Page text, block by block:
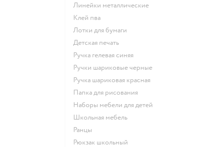
Линейки металлические
Клей пва
Лотки для бумаги
Детская печать
Ручка гелевая синяя
Ручки шариковые черные
Ручка шариковая красная
Папка для рисования
Наборы мебели для детей
Школьная мебель
Ранцы
Рюкзак школьный